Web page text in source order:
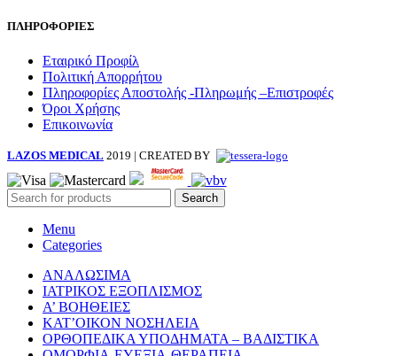
ΠΛΗΡΟΦΟΡΙΕΣ
Εταιρικό Προφίλ
Πολιτική Απορρήτου
Πληροφορίες Αποστολής -Πληρωμής –Επιστροφές
Όροι Χρήσης
Επικοινωνία
LAZOS MEDICAL 2019 | CREATED BY
Search
Menu
Categories
ΑΝΑΛΩΣΙΜΑ
ΙΑΤΡΙΚΟΣ ΕΞΟΠΛΙΣΜΟΣ
Α’ ΒΟΗΘΕΙΕΣ
ΚΑΤ’ΟΙΚΟΝ ΝΟΣΗΛΕΙΑ
ΟΡΘΟΠΕΔΙΚΑ ΥΠΟΔΗΜΑΤΑ – ΒΑΔΙΣΤΙΚΑ